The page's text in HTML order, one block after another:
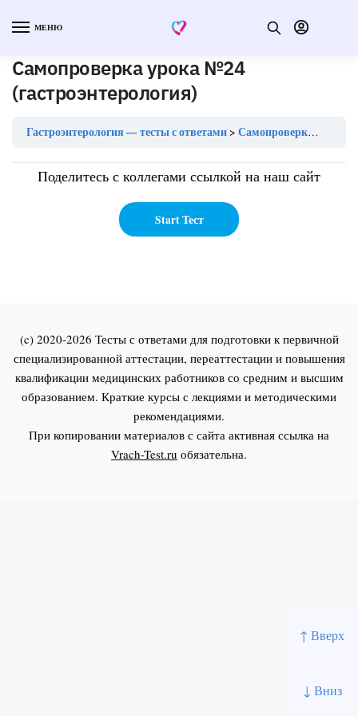
↑ Вверх
↓ Вниз
МЕНЮ
Самопроверка урока №24
(гастроэнтерология)
Гастроэнтерология — тесты с ответами Самопроверка урока №24 (гастроэнтерология)
Поделитесь с коллегами ссылкой на наш сайт
(c) 2020-2026 Тесты с ответами для подготовки к первичной
специализированной аттестации, переаттестации и повышения
квалификации медицинских работников со средним и высшим
образованием. Краткие курсы с лекциями и методическими
рекомендациями.
При копировании материалов с сайта активная ссылка на
Vrach-Test.ru обязательна.